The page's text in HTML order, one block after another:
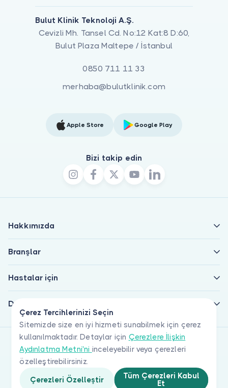
Çerez Tercihlerinizi Seçin
Sitemizde size en iyi hizmeti sunabilmek için çerez
kullanılmaktadır. Detaylar için Çerezlere İlişkin
Aydınlatma Metni'ni inceleyebilir veya çerezleri
özelleştirebilirsiniz.
Çerezleri Özelleştir
Tüm Çerezleri Kabul
Et
Bulut Klinik Teknoloji A.Ş.
Cevizli Mh. Tansel Cd. No:12 Kat:8 D:60,
Bulut Plaza Maltepe / İstanbul
0850 711 11 33
merhaba@bulutklinik.com
Apple Store Google Play
Bizi takip edin
Hakkımızda
Branşlar
Hastalar için
Doktorlar için